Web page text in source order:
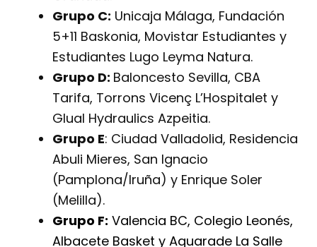
Grupo C: Unicaja Málaga, Fundación
5+11 Baskonia, Movistar Estudiantes y
Estudiantes Lugo Leyma Natura.
Grupo D: Baloncesto Sevilla, CBA
Tarifa, Torrons Vicenç L’Hospitalet y
Glual Hydraulics Azpeitia.
Grupo E: Ciudad Valladolid, Residencia
Abuli Mieres, San Ignacio
(Pamplona/Iruña) y Enrique Soler
(Melilla).
Grupo F: Valencia BC, Colegio Leonés,
Albacete Basket y Aquarade La Salle